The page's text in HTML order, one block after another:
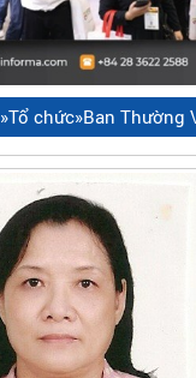
»Tổ chức»Ban Thường